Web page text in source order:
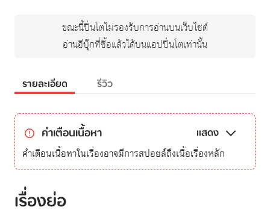
ขณะนี้ปิ่นโตไม่รองรับการอ่านบนเว็บไซต์
อ่านอีบุ๊กที่ซื้อแล้วได้บนแอปปิ่นโตเท่านั้น
รายละเอียด รีวิว
คำเตือนเนื้อหา แสดง
คำเตือนเนื้อหาในเรื่องอาจมีการสปอยล์ถึงเนื้อเรื่องหลัก
เรื่องย่อ